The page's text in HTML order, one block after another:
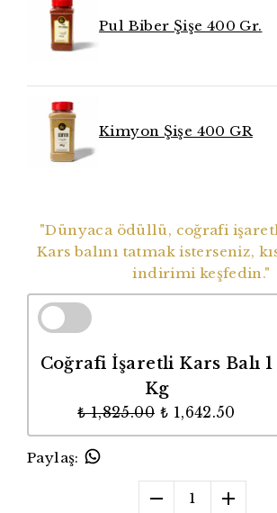
Pul Biber Şişe 400 Gr.
Kimyon Şişe 400 GR
"Dünyaca ödüllü, coğrafi
Kars balını tatmak isterseniz,
indirimi keşfedin."
Coğrafi İşaretli Kars Balı 1
Kg
₺ 1,825.00 ₺ 1,642.50
Paylaş:
1